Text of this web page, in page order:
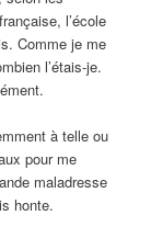
l’école
Comme je me
l’étais-je.
à telle ou
pour me
maladresse
honte.